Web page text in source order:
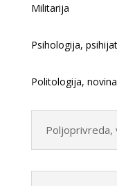
Militarija
Psihologija,
Politologija,
Poljoprivreda,